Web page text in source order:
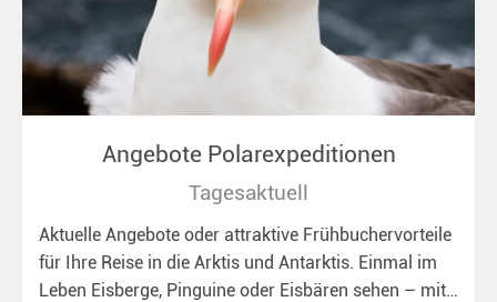
Angebote Polarexpeditionen
Tagesaktuell
Aktuelle Angebote oder attraktive Frühbuchervorteile
für Ihre Reise in die Arktis und Antarktis. Einmal im
Leben Eisberge, Pinguine oder Eisbären sehen – mit